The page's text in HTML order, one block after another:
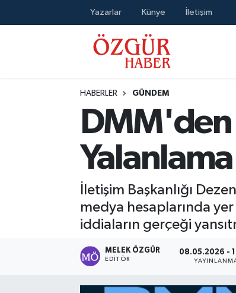
Yazarlar Künye İletişim
HABERLER GÜNDEM
Yalanlama
İletişim Başkanlığı
medya hesaplarında
iddiaların gerçeği
MELEK ÖZGÜR
EDITÖR
08.05.2026 -
MODA - GÜZELLİK
Nöbetçi Eczaneler
Trafik Durumu
Süper Lig Puan Durumu ve Fikstür
Tüm Manşetler
Son Dakika Haberleri
Haber Arşivi